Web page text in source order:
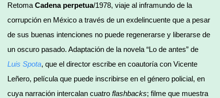
Retoma Cadena perpetua/1978, viaje al inframundo de la
corrupción en México a través de un exdelincuente que a pesar
de sus buenas intenciones no puede regenerarse y liberarse de
un oscuro pasado. Adaptación de la novela “Lo de antes” de
Luis Spota, que el director escribe en coautoría con Vicente
Leñero, película que puede inscribirse en el género policial, en
cuya narración intercalan cuatro flashbacks; filme que muestra